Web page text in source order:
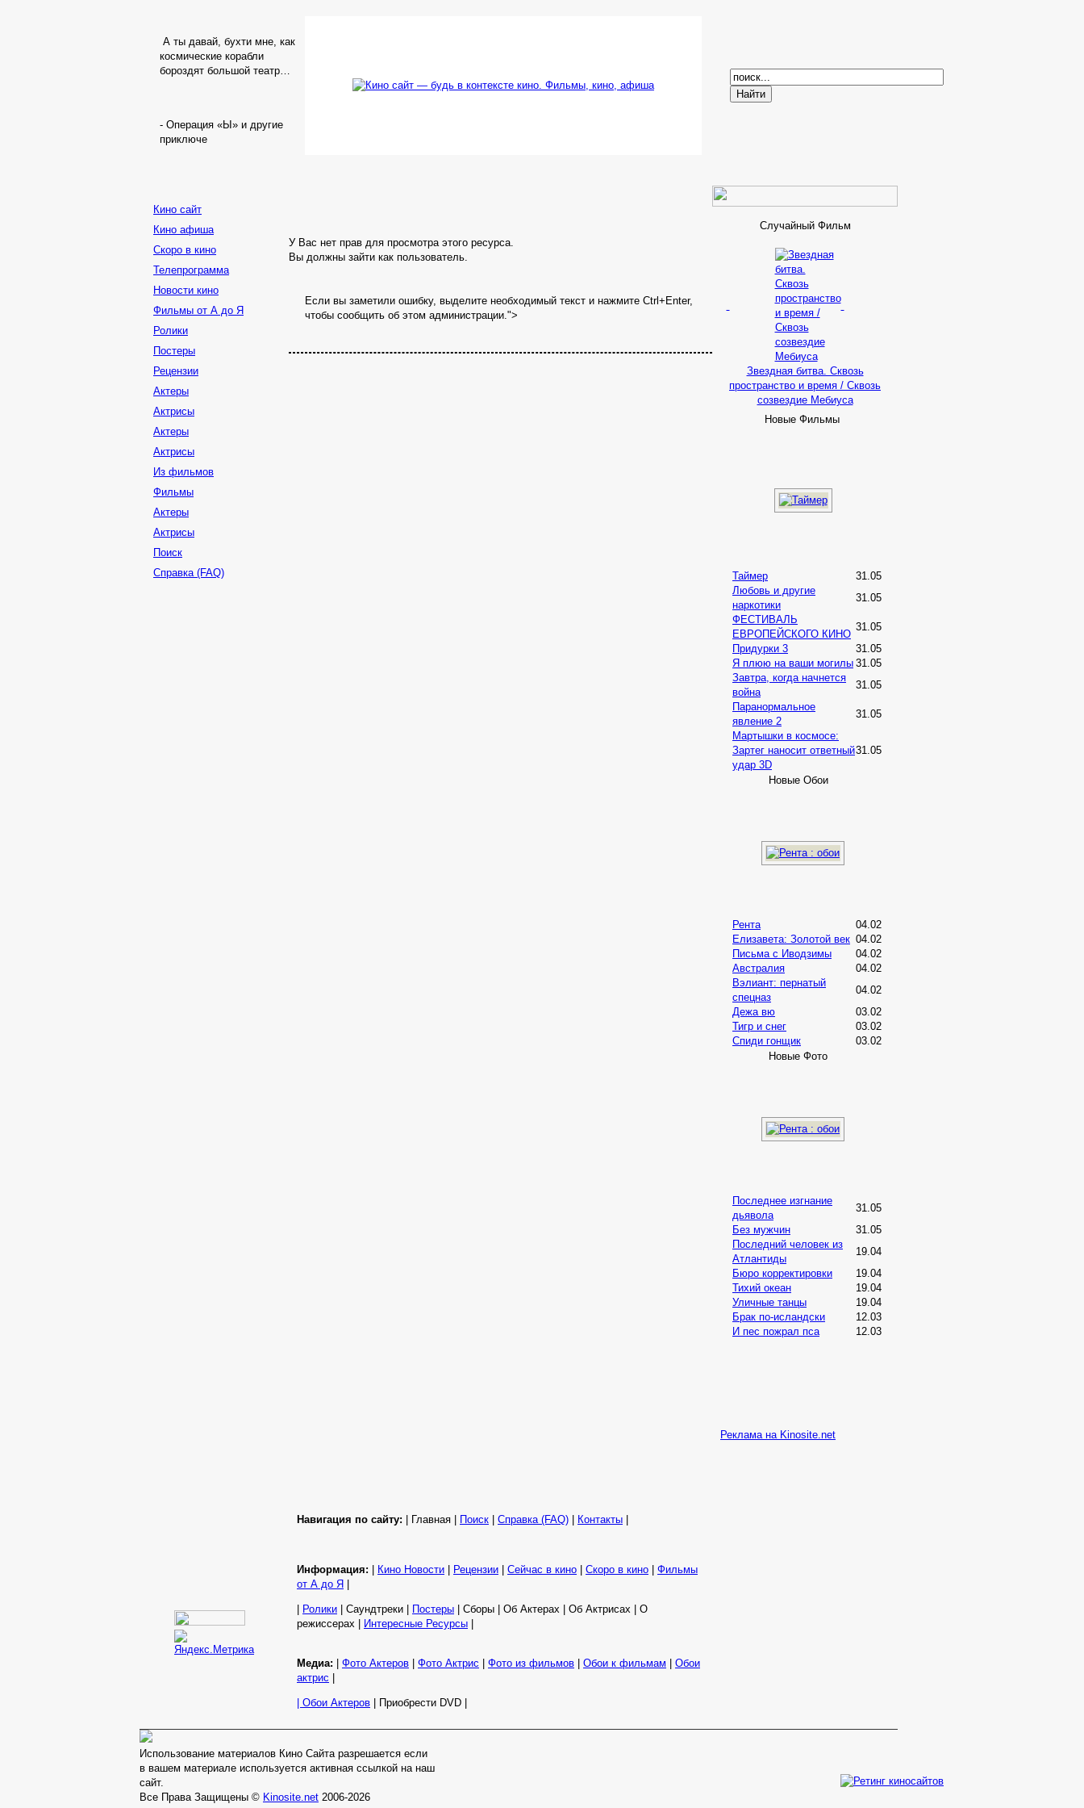
А ты давай, бухти мне, как
космические корабли
бороздят большой театр…
- Операция «Ы» и другие
приключе
Кино сайт
Кино афиша
Скоро в кино
Телепрограмма
Новости кино
Фильмы от А до Я
Ролики
Постеры
Рецензии
Актеры
Актрисы
Актеры
Актрисы
Из фильмов
Фильмы
Актеры
Актрисы
Поиск
Справка (FAQ)
У Вас нет прав для просмотра этого ресурса.
Вы должны зайти как пользователь.
Если вы заметили ошибку, выделите необходимый текст и нажмите Ctrl+Enter,
чтобы сообщить об этом администрации.">
Случайный Фильм
Звездная битва. Сквозь
пространство и время / Сквозь
созвездие Мебиуса
Новые Фильмы
Таймер
31.05
Любовь и другие
наркотики
31.05
ФЕСТИВАЛЬ
ЕВРОПЕЙСКОГО КИНО
31.05
Придурки 3
31.05
Я плюю на ваши могилы 31.05
Завтра, когда начнется
война
31.05
Паранормальное
явление 2
31.05
Мартышки в космосе:
Зартег наносит ответный
удар 3D
31.05
Новые Обои
Рента
04.02
Елизавета: Золотой век 04.02
Письма с Иводзимы
04.02
Австралия
04.02
Вэлиант: пернатый
спецназ
04.02
Дежа вю
03.02
Тигр и снег
03.02
Спиди гонщик
03.02
Новые Фото
Последнее изгнание
дьявола
31.05
Без мужчин
31.05
Последний человек из
Атлантиды
19.04
Бюро корректировки
19.04
Тихий океан
19.04
Уличные танцы
19.04
Брак по-исландски
12.03
И пес пожрал пса
12.03
Реклама на Kinosite.net
Навигация по сайту: | Главная | Поиск Справка (FAQ) Контакты
Информация: Кино Новости Рецензии Сейчас в кино Скоро в кино
Фильмы
от А до Я
Ролики | Саундтреки | Постеры | Сборы | Об Актерах | Об Актрисах | О
режиссерах |
Интересные Ресурсы
Медиа: Фото Актеров Фото Актрис Фото из фильмов Обои к фильмам
Обои
актрис
| Обои Актеров | Приобрести DVD |
Использование материалов Кино Сайта разрешается если
в вашем материале используется активная ссылкой на наш
сайт.
Все Права Защищены © Kinosite.net 2006-2026